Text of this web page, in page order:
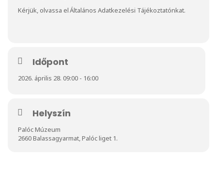
Kérjük, olvassa elÁltalános Adatkezelési Tájékoztatónkat.
Időpont
2026. április 28. 09:00 - 16:00
Helyszín
Palóc Múzeum
2660 Balassagyarmat, Palóc liget 1.